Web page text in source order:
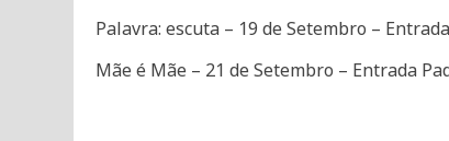
Palavra: escuta – 19 de Setembro –
Mãe é Mãe – 21 de Setembro – Entrada